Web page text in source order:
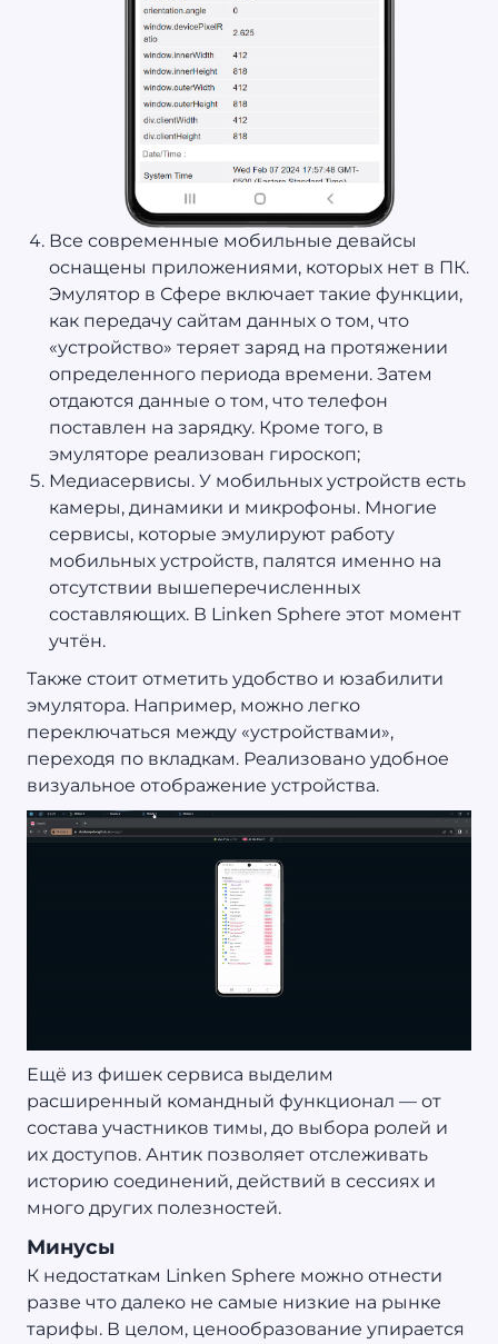
Все современные мобильные девайсы
оснащены приложениями, которых нет в ПК.
Эмулятор в Сфере включает такие функции,
как передачу сайтам данных о том, что
«устройство» теряет заряд на протяжении
определенного периода времени. Затем
отдаются данные о том, что телефон
поставлен на зарядку. Кроме того, в
эмуляторе реализован гироскоп;
Медиасервисы. У мобильных устройств есть
камеры, динамики и микрофоны. Многие
сервисы, которые эмулируют работу
мобильных устройств, палятся именно на
отсутствии вышеперечисленных
составляющих. В Linken Sphere этот момент
учтён.
Также стоит отметить удобство и юзабилити
эмулятора. Например, можно легко
переключаться между «устройствами»,
переходя по вкладкам. Реализовано удобное
визуальное отображение устройства.
Ещё из фишек сервиса выделим
расширенный командный функционал — от
состава участников тимы, до выбора ролей и
их доступов. Антик позволяет отслеживать
историю соединений, действий в сессиях и
много других полезностей.
Минусы
К недостаткам Linken Sphere можно отнести
разве что далеко не самые низкие на рынке
тарифы. В целом, ценообразование упирается